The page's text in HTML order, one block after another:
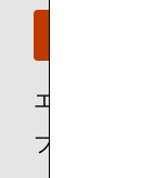
エコノミー
プショナル